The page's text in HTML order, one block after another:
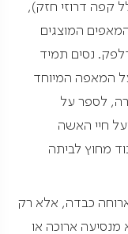
קפה דרוזי חזק),
המוצגים
נסים תמיד
המאפה המיוחד
לספר על
חיי האשה
מחוץ לביתה
כבדה, אלא רק
ארוכה או